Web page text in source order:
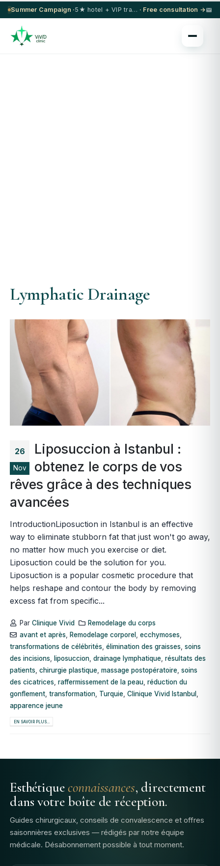
Summer Campaign · 5★ hotel + VIP transfer on select procedures · Free consultation →
Lymphatic Drainage
26
Nov
Liposuccion à Istanbul :
obtenez le corps de vos
rêves grâce à des techniques
avancées
IntroductionLiposuction in Istanbul is an effective
way to eliminate stubborn fat that just won't go away,
no matter how much you exercise or diet.
Liposuction could be the solution for you.
Liposuction is a popular cosmetic procedure that
helps reshape and contour the body by removing
excess fat from specific...
Par Clinique Vivid
Remodelage du corps
avant et après, Remodelage corporel ecchymoses,
transformations de célébrités élimination des graisses soins
des incisions
liposuccion drainage lymphatique résultats des
patients chirurgie plastique massage postopératoire soins
des cicatrices raffermissement de la peau réduction du
gonflement transformation Turquie Clinique Vivid Istanbul
apparence jeune
EN SAVOIR PLUS...
Esthétiqueconnaissances, directement
dans votre boîte de réception.
Guides chirurgicaux, conseils de convalescence et offres
saisonnières exclusives — rédigés par notre équipe
médicale. Désabonnement possible à tout moment.